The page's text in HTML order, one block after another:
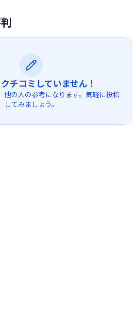
チコミしていません！
他の人の参考になります。気軽に投稿
してみましょう。